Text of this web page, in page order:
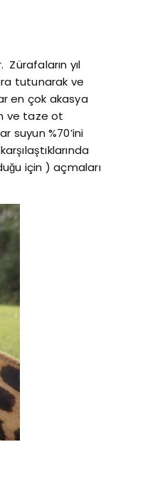
yıl
tutunarak ve
en çok akasya
ve taze ot
suyun %70’ini
için ) açmaları